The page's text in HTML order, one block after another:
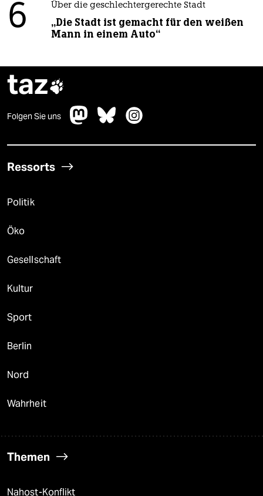
6 Über die geschlechtergerechte Stadt
„Die Stadt ist gemacht für den weißen
Mann in einem Auto“
taz
Folgen Sie uns
Ressorts
Politik
Öko
Gesellschaft
Kultur
Sport
Berlin
Nord
Wahrheit
Themen
Nahost-Konflikt